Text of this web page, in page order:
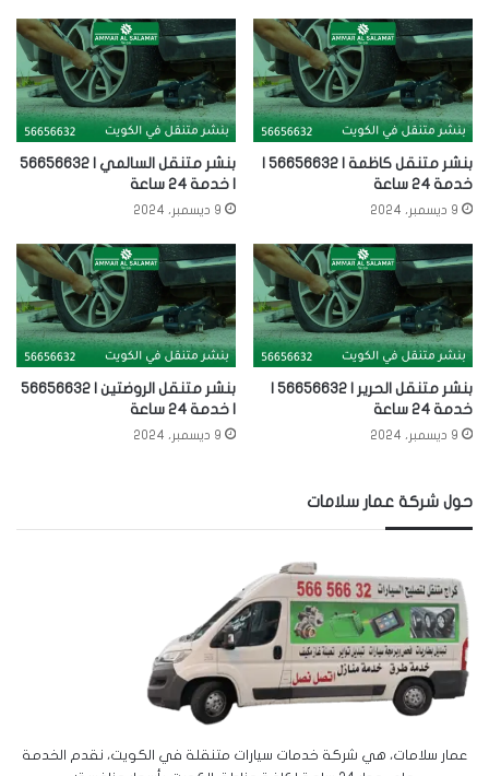
خدمة 24 ساعة
9 ديسمبر، 2024
بنشر متنقل السالمي | 56656632
| خدمة 24 ساعة
9 ديسمبر، 2024
خدمة 24 ساعة
9 ديسمبر، 2024
بنشر متنقل الروضتين | 56656632
| خدمة 24 ساعة
9 ديسمبر، 2024
حول شركة عمار سلامات
عمار سلامات، هي شركة خدمات سيارات متنقلة في الكويت، نقدم الخدمة